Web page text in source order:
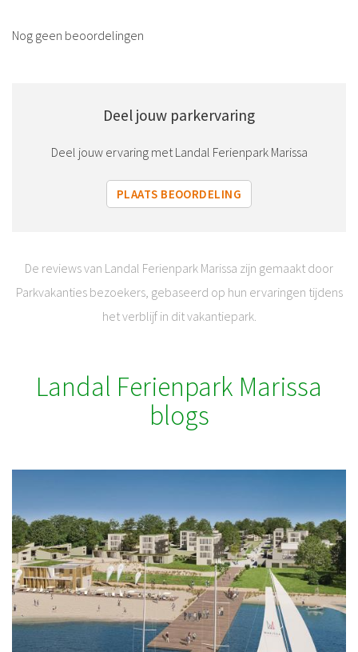
Nog geen beoordelingen
Deel jouw parkervaring
Deel jouw ervaring met Landal Ferienpark Marissa
PLAATS BEOORDELING
De reviews van Landal Ferienpark Marissa zijn gemaakt door
Parkvakanties bezoekers, gebaseerd op hun ervaringen tijdens
het verblijf in dit vakantiepark.
Landal Ferienpark Marissa
blogs